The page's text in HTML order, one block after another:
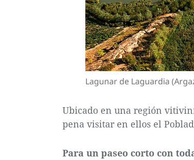
Lagunar de Laguardia
Ubicado en una región
pena visitar en ellos el
Para un paseo corto con